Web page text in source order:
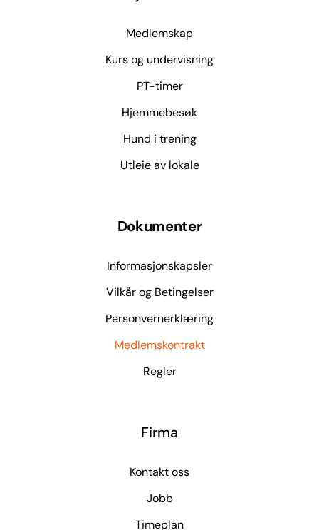
Medlemskap
Kurs og undervisning
PT-timer
Hjemmebesøk
Hund i trening
Utleie av lokale
Dokumenter
Informasjonskapsler
Vilkår og Betingelser
Personvernerklæring
Medlemskontrakt
Regler
Firma
Kontakt oss
Jobb
Timeplan